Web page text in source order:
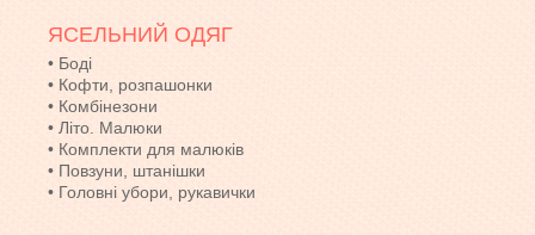
ЯСЕЛЬНИЙ ОДЯГ
• Боді
• Кофти, розпашонки
• Комбінезони
• Літо. Малюки
• Комплекти для малюків
• Повзуни, штанішки
• Головні убори, рукавички